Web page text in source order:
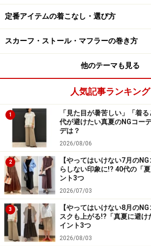
3. アウトドアでもスカート
新鮮
GU フレアロングスカート 1990円（税
み販売）
アウトドアコーデのボトムスといえば
なパンツ一択、というイメージですが
「フレアロングスカート」が登場！
り、アウトドアで、街で、とさまざま
るシンプルな万能スカートです。
ウエストに施されたテープベルトもカ
ントに。雨や汚れを弾く撥水機能付
ど、ちょっとした外へのお出かけでコ
が広がるのも魅力的です。
定番アイテムの着こなし・選び方
スカーフ・ストール・マフラーの巻き方
他のテーマも見る
人気記事ランキング
1
「見た目が暑苦しい」「着
代が避けたい真夏のNGコー
デは？
2026/08/06
2
【やってはいけない7月の
らしない印象に!? 40代の「
ント3つ
2026/07/03
3
【やってはいけない8月の
スクも上がる!?「真夏に避け
イント3つ
2026/08/03